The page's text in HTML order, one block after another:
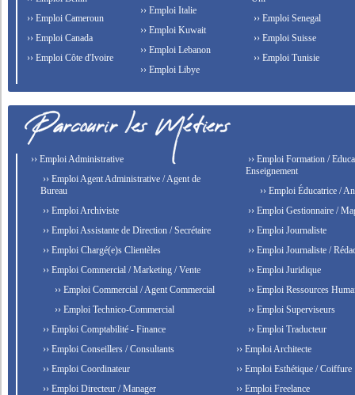
›› Emploi Cameroun
›› Emploi Canada
›› Emploi Côte d'Ivoire
›› Emploi Italie
›› Emploi Kuwait
›› Emploi Lebanon
›› Emploi Libye
›› Emploi Senegal
›› Emploi Suisse
›› Emploi Tunisie
›› Emploi Administrative
›› Emploi Agent Administrative / Agent de
Bureau
›› Emploi Archiviste
›› Emploi Assistante de Direction / Secrétaire
›› Emploi Chargé(e)s Clientèles
›› Emploi Commercial / Marketing / Vente
›› Emploi Commercial / Agent Commercial
›› Emploi Technico-Commercial
›› Emploi Comptabilité - Finance
›› Emploi Conseillers / Consultants
›› Emploi Coordinateur
›› Emploi Directeur / Manager
›› Emploi Formation /
Enseignement
›› Emploi Éducatrice /
›› Emploi Gestionnaire /
›› Emploi Journaliste
›› Emploi Journaliste /
›› Emploi Juridique
›› Emploi Ressources
›› Emploi Superviseurs
›› Emploi Traducteur
›› Emploi Architecte
›› Emploi Esthétique / Coiffure
›› Emploi Freelance